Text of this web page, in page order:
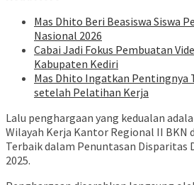
Mas Dhito Beri Beasiswa Siswa
Nasional 2026
Cabai Jadi Fokus Pembuatan
Kabupaten Kediri
Mas Dhito Ingatkan Pentingnya
setelah Pelatihan Kerja
Lalu penghargaan yang kedualan
Wilayah Kerja Kantor Regional II BKN
Terbaik dalam Penuntasan Disparitas
2025.